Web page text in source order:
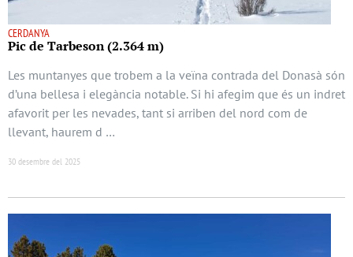
CERDANYA
Pic de Tarbeson (2.364 m)
Les muntanyes que trobem a la veïna contrada del Donasà són
d’una bellesa i elegància notable. Si hi afegim que és un indret
afavorit per les nevades, tant si arriben del nord com de
llevant, haurem d …
30 desembre del 2025